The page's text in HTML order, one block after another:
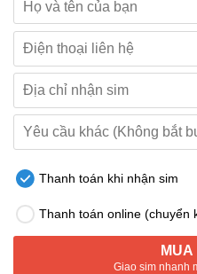
Thanh toán khi nhận sim
Thanh toán online (chuyển
Giao sim nhanh